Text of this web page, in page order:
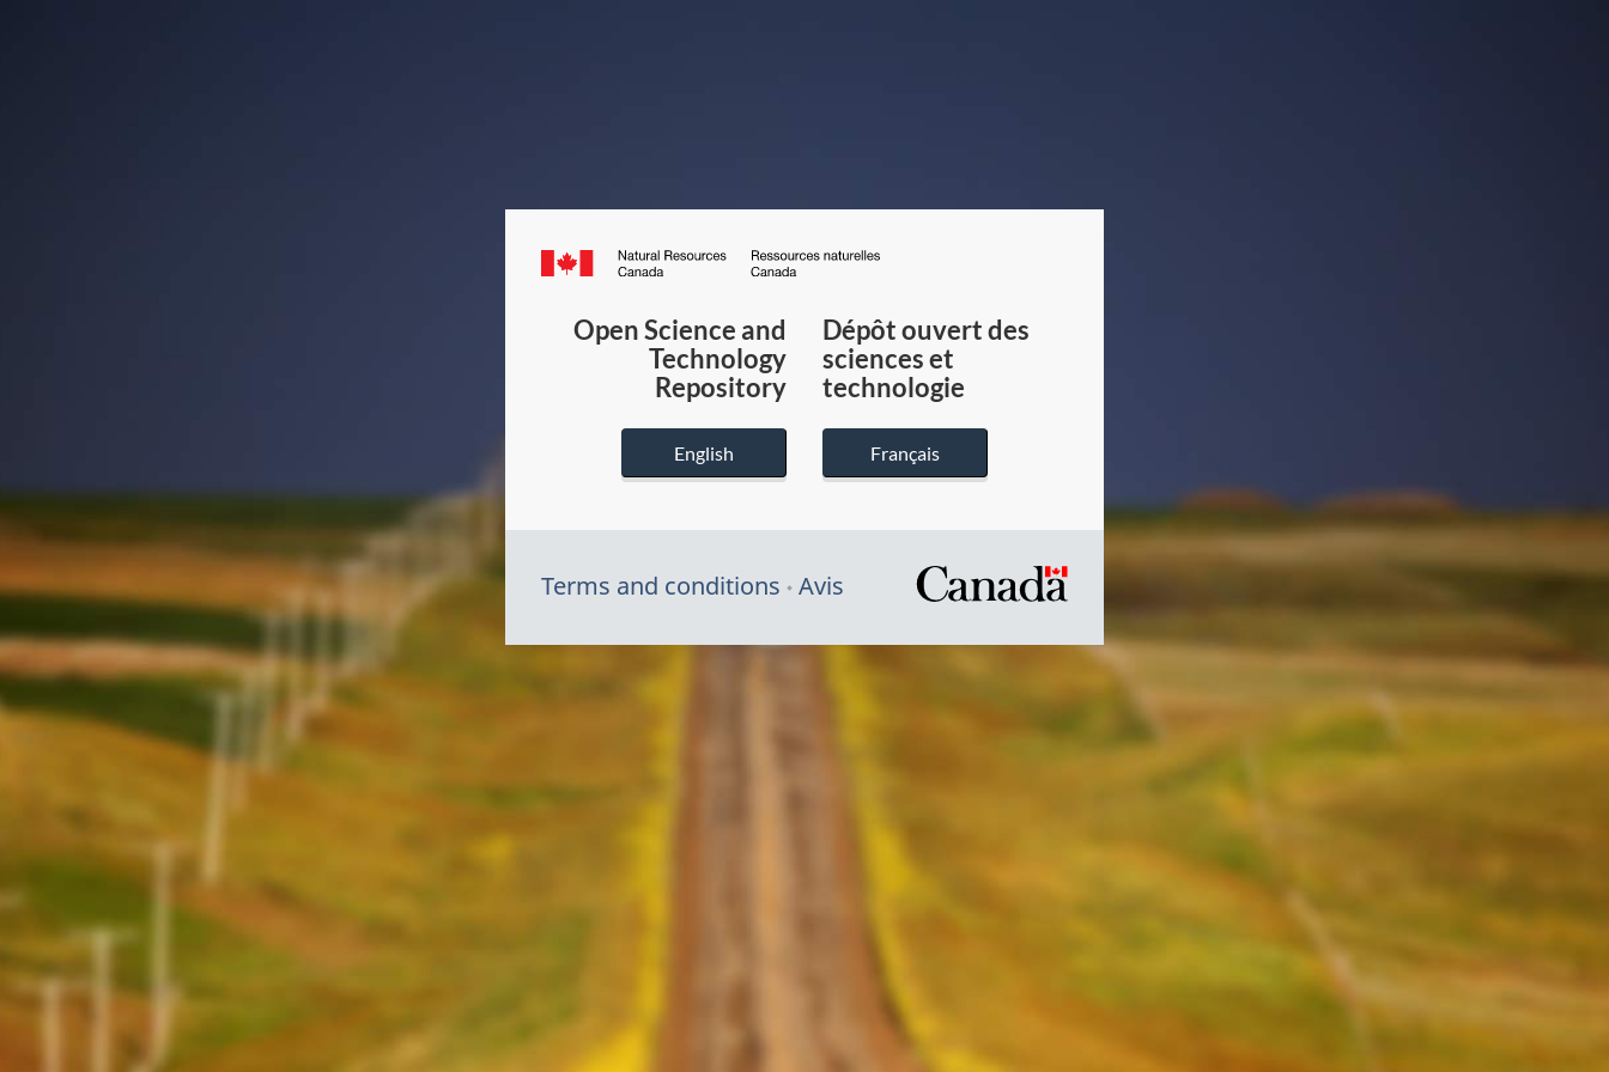
Canada.ca
du
Canada
Open Science and
Technology
Repository
English
Dépôt ouvert des
sciences et
technologie
Français
Terms and conditions Avis
/
Symbole
du
gouvernement
du